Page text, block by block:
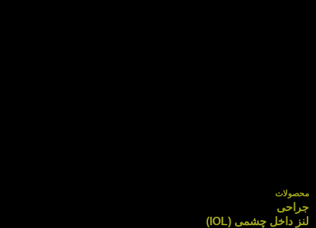
محصولات
جراحی
لنز داخل چشمی (IOL)